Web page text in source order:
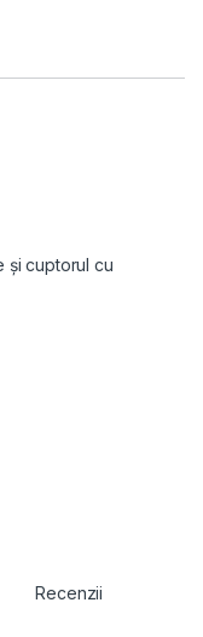
și cuptorul cu
Recenzii